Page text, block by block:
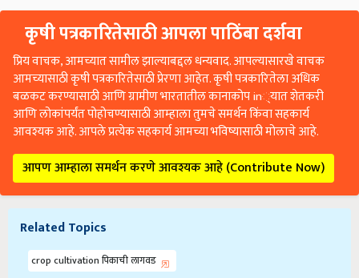
कृषी पत्रकारितेसाठी आपला पाठिंबा दर्शवा
प्रिय वाचक, आमच्यात सामील झाल्याबद्दल धन्यवाद. आपल्यासारखे वाचक
आमच्यासाठी कृषी पत्रकारितेसाठी प्रेरणा आहेत. कृषी पत्रकारितेला अधिक
बळकट करण्यासाठी आणि ग्रामीण भारतातील कानाकोप in्यात शेतकरी
आणि लोकांपर्यंत पोहोचण्यासाठी आम्हाला तुमचे समर्थन किंवा सहकार्य
आवश्यक आहे. आपले प्रत्येक सहकार्य आमच्या भविष्यासाठी मोलाचे आहे.
आपण आम्हाला समर्थन करणे आवश्यक आहे (Contribute Now)
Related Topics
crop cultivation पिकाची लागवड